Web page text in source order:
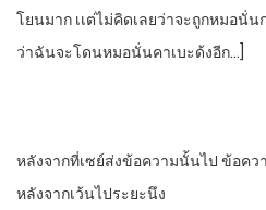
โยนมาก​ เเต่ไม่คิดเลยว่าจะถูกหมอนั่น
ว่าฉันจะโดนหมอนั่นคาเบะด้งอีก…]
หลังจากที่เซย์ส่งข้อความนั้นไป​ ข้อค
หลังจากเว้นไประยะนึง